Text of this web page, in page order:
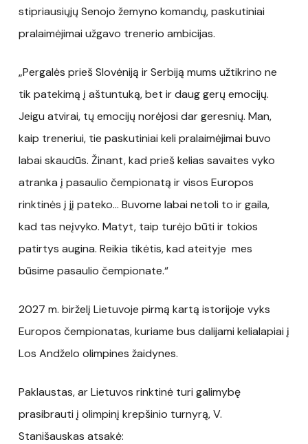
stipriausiųjų Senojo žemyno komandų, paskutiniai
pralaimėjimai užgavo trenerio ambicijas.
„Pergalės prieš Slovėniją ir Serbiją mums užtikrino ne
tik patekimą į aštuntuką, bet ir daug gerų emocijų.
Jeigu atvirai, tų emocijų norėjosi dar geresnių. Man,
kaip treneriui, tie paskutiniai keli pralaimėjimai buvo
labai skaudūs. Žinant, kad prieš kelias savaites vyko
atranka į pasaulio čempionatą ir visos Europos
rinktinės į jį pateko… Buvome labai netoli to ir gaila,
kad tas neįvyko. Matyt, taip turėjo būti ir tokios
patirtys augina. Reikia tikėtis, kad ateityje mes
būsime pasaulio čempionate.“
2027 m. birželį Lietuvoje pirmą kartą istorijoje vyks
Europos čempionatas, kuriame bus dalijami kelialapiai į
Los Andželo olimpines žaidynes.
Paklaustas, ar Lietuvos rinktinė turi galimybę
prasibrauti į olimpinį krepšinio turnyrą, V.
Stanišauskas atsakė: